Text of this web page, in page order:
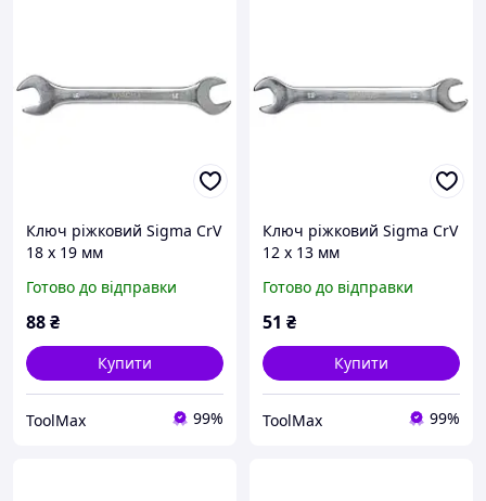
Ключ ріжковий Sigma CrV
18 х 19 мм
Готово до відправки
88₴
Купити
ToolMax 99%
Ключ ріжковий Sigma CrV
12 х 13 мм
Готово до відправки
51 ₴
Купити
ToolMax 99%